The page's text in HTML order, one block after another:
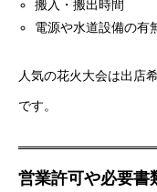
搬入・搬出時間
電源や水道設備の有
人気の花火大会は出店
です。
営業許可や必要書